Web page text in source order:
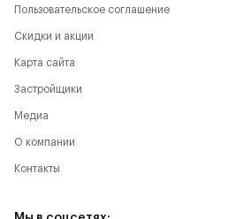
Пользовательское соглашение
Скидки и акции
Карта сайта
Застройщики
Медиа
О компании
Контакты